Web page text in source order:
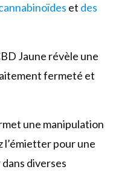
et des
Jaune révèle une
fermeté et
une manipulation
l’émietter pour une
diverses